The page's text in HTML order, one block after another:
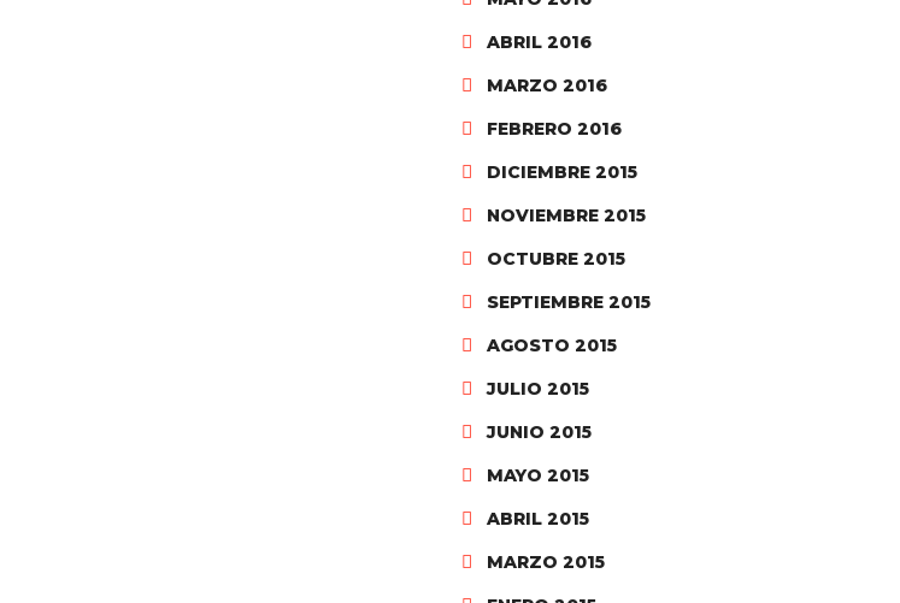
ABRIL 2016
MARZO 2016
FEBRERO 2016
DICIEMBRE 2015
NOVIEMBRE 2015
OCTUBRE 2015
SEPTIEMBRE 2015
AGOSTO 2015
JULIO 2015
JUNIO 2015
MAYO 2015
ABRIL 2015
MARZO 2015